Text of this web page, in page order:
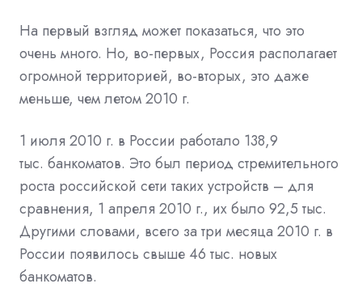
На первый взгляд может показаться, что это
очень много. Но, во-первых, Россия располагает
огромной территорией, во-вторых, это даже
меньше, чем летом 2010 г.
1 июля 2010 г. в России работало 138,9
тыс. банкоматов. Это был период стремительного
роста российской сети таких устройств – для
сравнения, 1 апреля 2010 г., их было 92,5 тыс.
Другими словами, всего за три месяца 2010 г. в
России появилось свыше 46 тыс. новых
банкоматов.